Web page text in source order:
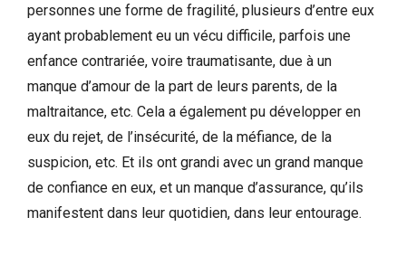
personnes une forme de fragilité, plusieurs d’entre eux
ayant probablement eu un vécu difficile, parfois une
enfance contrariée, voire traumatisante, due à un
manque d’amour de la part de leurs parents, de la
maltraitance, etc. Cela a également pu développer en
eux du rejet, de l’insécurité, de la méfiance, de la
suspicion, etc. Et ils ont grandi avec un grand manque
de confiance en eux, et un manque d’assurance, qu’ils
manifestent dans leur quotidien, dans leur entourage.